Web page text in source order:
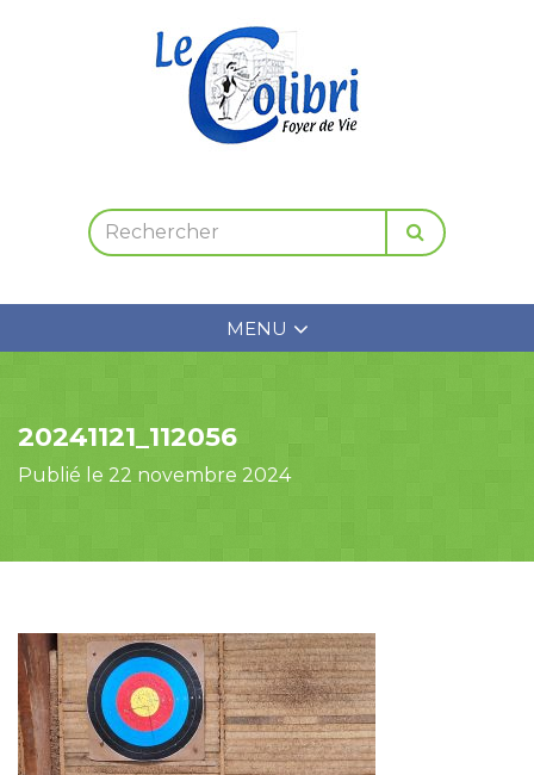
MENU
20241121_112056
Publié le 22 novembre 2024